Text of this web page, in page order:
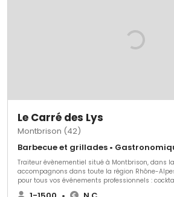
Le Carré des Lys
Montbrison (42)
Traiteur évènementiel situé à Montbrison, dans
accompagnons dans toute la région Rhône-
pour tous vos événements professionnels :
gala, plateaux repas, arbre de noël, assemblée